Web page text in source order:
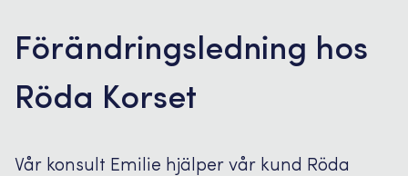
Förändringsledning hos
Röda Korset
Vår konsult Emilie hjälper vår kund Röda